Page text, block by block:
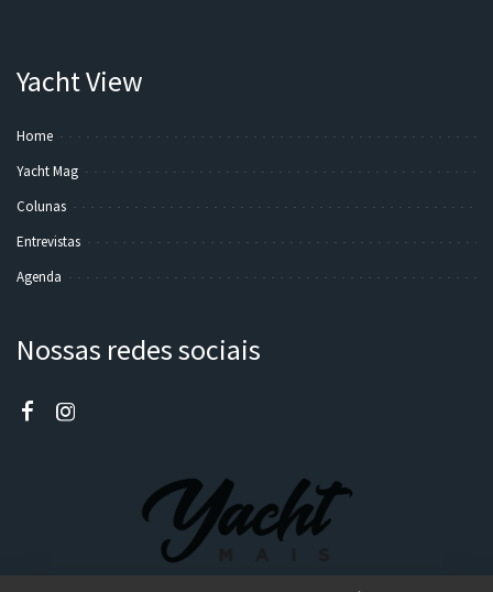
Yacht View
Home
Yacht Mag
Colunas
Entrevistas
Agenda
Nossas redes sociais